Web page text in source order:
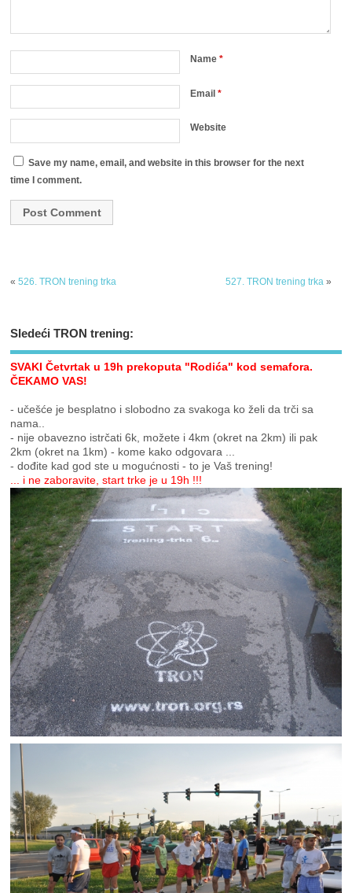
Name*
Email*
Website
Save my name, email, and website in this browser for the next
time I comment.
«526. TRON trening trka 527. TRON trening trka»
Sledeći TRON trening:
SVAKI Četvrtak u 19h prekoputa "Rodića" kod semafora.
ČEKAMO VAS!
- učešće je besplatno i slobodno za svakoga ko želi da trči sa
nama..
- nije obavezno istrčati 6k, možete i 4km (okret na 2km) ili pak
2km (okret na 1km) - kome kako odgovara ...
- dođite kad god ste u mogućnosti - to je Vaš trening!
... i ne zaboravite, start trke je u 19h !!!